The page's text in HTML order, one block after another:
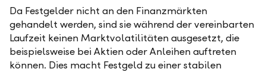
Da Festgelder nicht an den Finanzmärkten
gehandelt werden, sind sie während der vereinbarten
Laufzeit keinen Marktvolatilitäten ausgesetzt, die
beispielsweise bei Aktien oder Anleihen auftreten
können. Dies macht Festgeld zu einer stabilen